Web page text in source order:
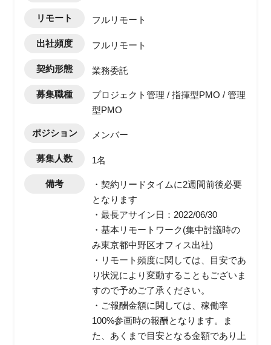
リモート フルリモート
出社頻度 フルリモート
契約形態 業務委託
募集職種
プロジェクト管理 / 指揮型PMO / 管理
型PMO
ポジション メンバー
募集人数 1名
備考
・契約リードタイムに2週間前後必要
となります
・最長アサイン日：2022/06/30
・基本リモートワーク(集中討議時の
み東京都中野区オフィス出社)
・リモート頻度に関しては、目安であ
り状況により変動することもございま
すので予めご了承ください。
・ご報酬金額に関しては、稼働率
100%参画時の報酬となります。ま
た、あくまで目安となる金額であり上